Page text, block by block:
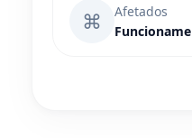
⌘
Afetados